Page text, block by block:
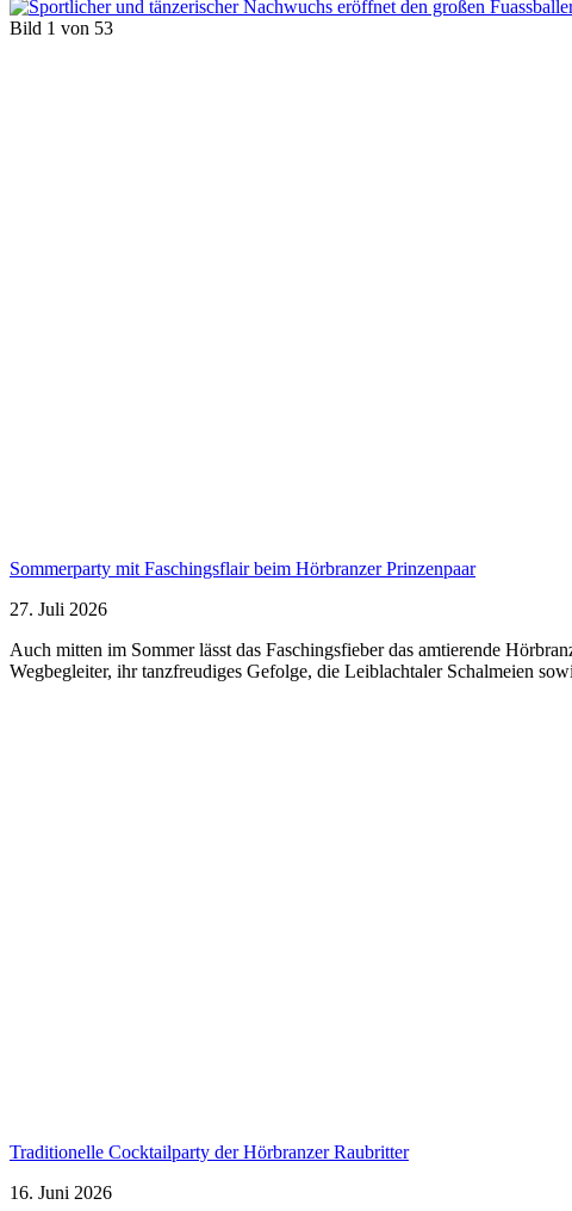
Bild 1 von 53
Sommerparty mit Faschingsflair beim Hörbranzer Prinzenpaar
27. Juli 2026
Auch mitten im Sommer lässt das Faschingsfieber das amtierende
Wegbegleiter, ihr tanzfreudiges Gefolge, die Leiblachtaler Schalmeien
Traditionelle Cocktailparty der Hörbranzer Raubritter
16. Juni 2026